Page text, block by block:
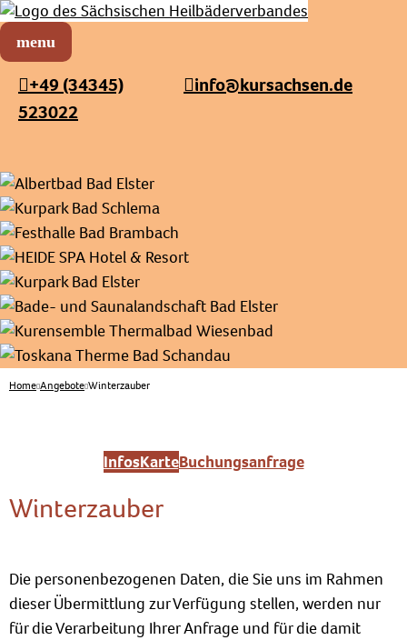
Sächsischer Heilbäderverband
+49 (34345)
523022
info@kursachsen.de
Home Angebote Winterzauber
InfosKarteBuchungsanfrage
Winterzauber
Die personenbezogenen Daten, die Sie uns im Rahmen
dieser Übermittlung zur Verfügung stellen, werden nur
für die Verarbeitung Ihrer Anfrage und für die damit